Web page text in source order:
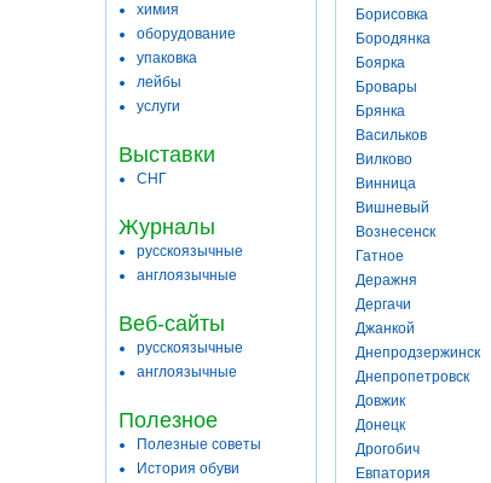
химия
оборудование
упаковка
лейбы
услуги
Выставки
СНГ
Журналы
русскоязычные
англоязычные
Веб-сайты
русскоязычные
англоязычные
Полезное
Полезные советы
История обуви
Борисовка
Бородянка
Боярка
Бровары
Брянка
Васильков
Вилково
Винница
Вишневый
Вознесенск
Гатное
Деражня
Дергачи
Джанкой
Днепродзержинск
Днепропетровск
Довжик
Донецк
Дрогобич
Евпатория